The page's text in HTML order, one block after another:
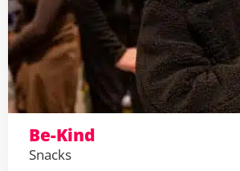
Be-Kind
Snacks